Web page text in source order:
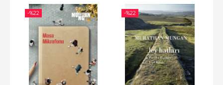
-%22 -%22